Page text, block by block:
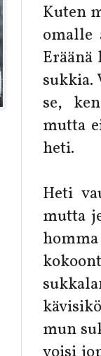
Kuten
omalle
sukkia.
se,
mutta
heti.
Heti
mutta
mun